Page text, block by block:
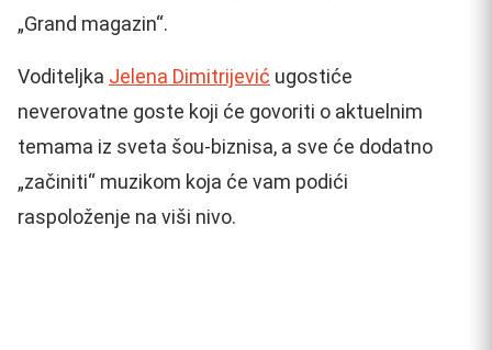
„Grand magazin“.
Voditeljka Jelena Dimitrijević ugostiće
neverovatne goste koji će govoriti o aktuelnim
temama iz sveta šou-biznisa, a sve će dodatno
„začiniti“ muzikom koja će vam podići
raspoloženje na viši nivo.